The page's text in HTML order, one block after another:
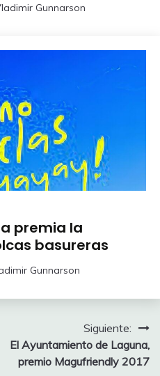
Gunnarson
premia la
basureras
Gunnarson
Siguiente:
El Ayuntamiento de Laguna,
premio Magufriendly 2017